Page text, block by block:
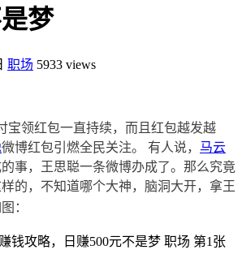
梦
职场 5933 views
领红包一直持续，而且红包越发越
微博红包引燃全民关注。 有人说， 马云
事，王思聪一条微博办成了。那么究竟
的，不知道哪个大神，脑洞大开，拿王
：